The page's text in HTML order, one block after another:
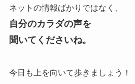
ネットの情報ばかりではなく、
自分のカラダの声を
聞いてくださいね。
今日も上を向いて歩きましょう！